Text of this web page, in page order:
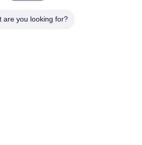
are you looking for?